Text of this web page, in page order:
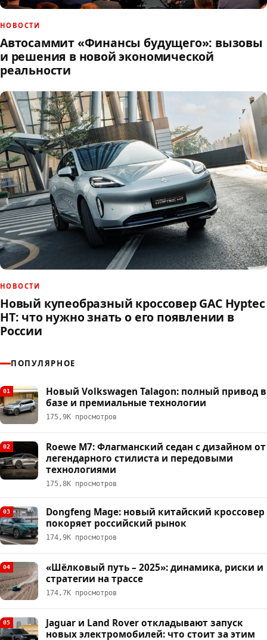
НОВОСТИ
Автосаммит «Финансы будущего»: вызовы
и решения в новой экономической
реальности
НОВОСТИ
Новый купеобразный кроссовер GAC Hyptec
HT: что нужно знать о его появлении в
России
ПОПУЛЯРНОЕ
01
Новый Volkswagen Talagon: полный привод в
базе и премиальные технологии
175,9К просмотров
02
Roewe M7: Флагманский седан с дизайном от
легендарного стилиста и передовыми
технологиями
175,8К просмотров
03
Dongfeng Mage: новый китайский кроссовер
покоряет российский рынок
174,9К просмотров
04
«Шёлковый путь – 2025»: динамика, риски и
стратегии на трассе
174,7К просмотров
05
Jaguar и Land Rover откладывают запуск
новых электромобилей: что стоит за этим